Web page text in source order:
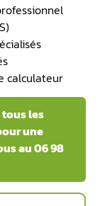
calculateur
les
une
au 06 98